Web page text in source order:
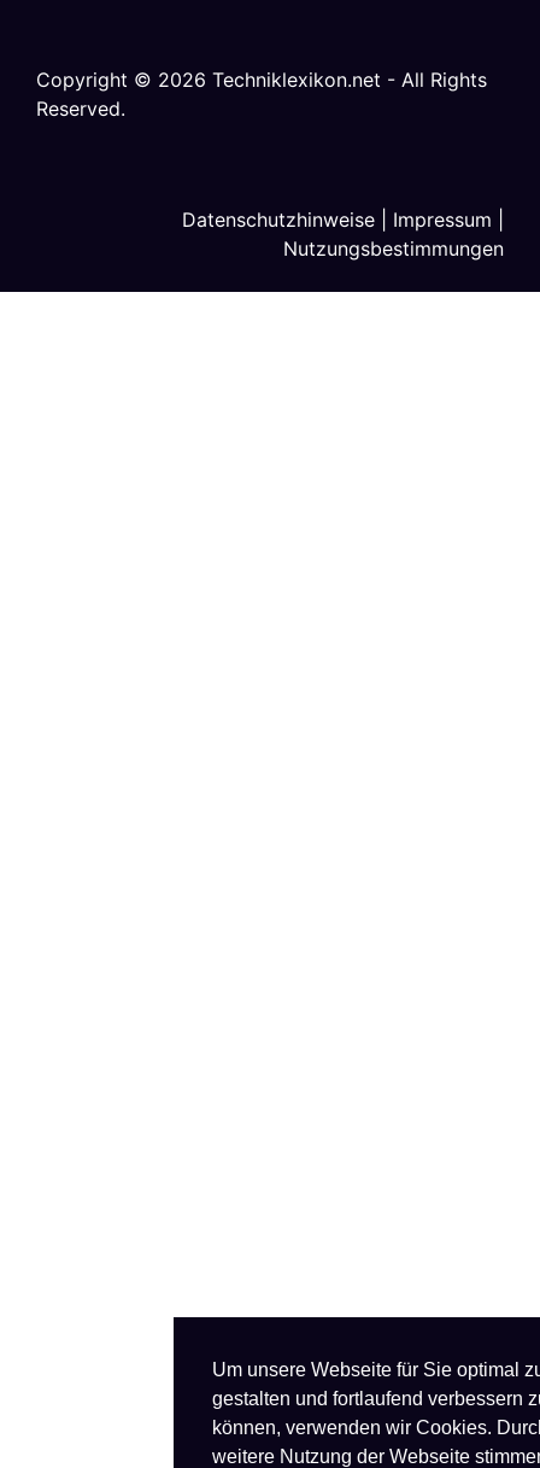
Um unsere Webseite für Sie optimal
gestalten und fortlaufend verbessern
können, verwenden wir Cookies.
weitere Nutzung der Webseite
Copyright © 2026 Techniklexikon.net - All Rights
Reserved.
Datenschutzhinweise Impressum
Nutzungsbestimmungen